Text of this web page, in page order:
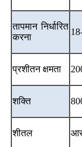
तापमान निर्धारित
करना
प्रशीतन क्षमता
शक्ति
शीतल